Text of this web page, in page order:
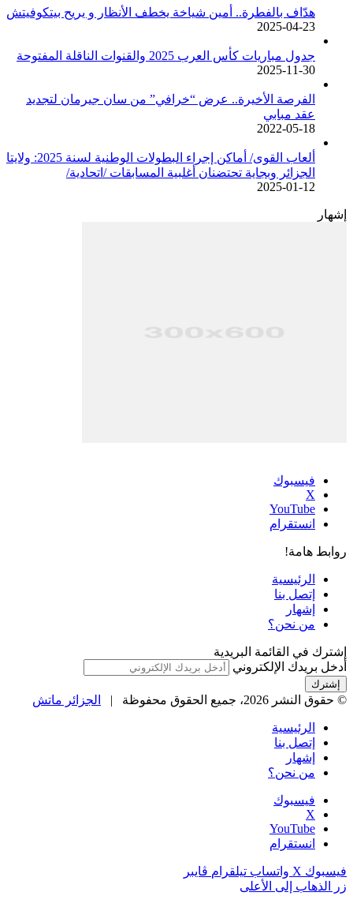
هدّاف بالفطرة.. أمين شياخة يخطف الأنظار و يريح بيتكوفيتش
2025-04-23
جدول مباريات كأس العرب 2025 والقنوات الناقلة المفتوحة
2025-11-30
الفرصة الأخيرة.. عرض “خرافي” من سان جيرمان لتجديد
عقد مبابي
2022-05-18
ألعاب القوى/ أماكن إجراء البطولات الوطنية لسنة 2025: ولايتا
الجزائر وبجاية تحتضنان أغلبية المسابقات /اتحادية/
2025-01-12
إشهار
فيسبوك
‫X
‫YouTube
انستقرام
روابط هامة!
الرئيسية
إتصل بنا
إشهار
من نحن؟
إشترك في القائمة البريدية
أدخل بريدك الإلكتروني
© حقوق النشر 2026، جميع الحقوق محفوظة | الجزائر ماتش
الرئيسية
إتصل بنا
إشهار
من نحن؟
فيسبوك
‫X
‫YouTube
انستقرام
فيسبوك ‫X واتساب تيلقرام ڤايبر
زر الذهاب إلى الأعلى